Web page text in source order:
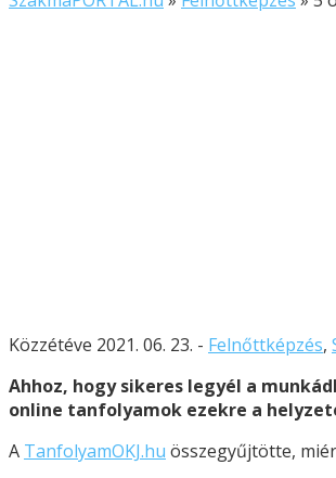
Közzétéve 2021. 06. 23. - Felnőttképzés,
Ahhoz, hogy sikeres legyél a
online tanfolyamok ezekre a
A TanfolyamOKJ.hu összegyűjtötte,